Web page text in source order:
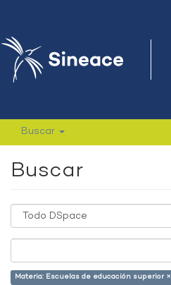
Buscar
Buscar
Materia: Escuelas de educación superior ×